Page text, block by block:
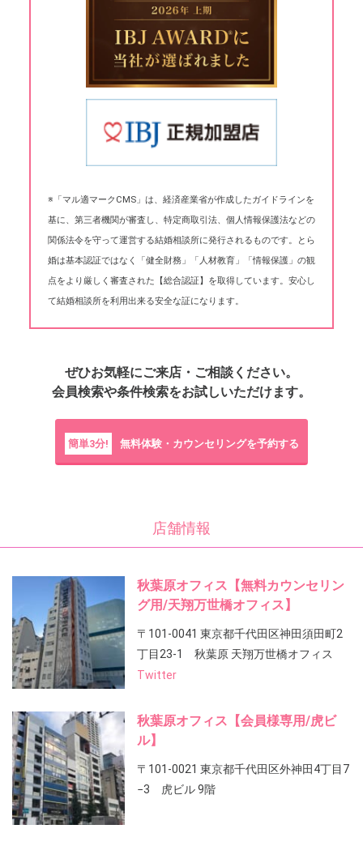
※「マル適マークCMS」は、経済産業省が作成したガイドラインを
基に、第三者機関が審査し、特定商取引法、個人情報保護法などの
関係法令を守って運営する結婚相談所に発行されるものです。とら
婚は基本認証ではなく「健全財務」「人材教育」「情報保護」の観
点をより厳しく審査された【総合認証】を取得しています。安心し
て結婚相談所を利用出来る安全な証になります。
ぜひお気軽にご来店・ご相談ください。
会員検索や条件検索をお試しいただけます。
簡単3分! 無料体験・カウンセリングを予約する
店舗情報
秋葉原オフィス【無料カウンセリン
グ用/天翔万世橋オフィス】
〒101-0041 東京都千代田区神田須田町2
丁目23-1 秋葉原 天翔万世橋オフィス
Twitter
秋葉原オフィス【会員様専用/虎ビ
ル】
〒101-0021 東京都千代田区外神田4丁目7
−3 虎ビル 9階